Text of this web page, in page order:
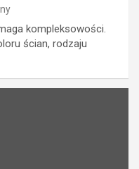
kompleksowości.
ścian, rodzaju